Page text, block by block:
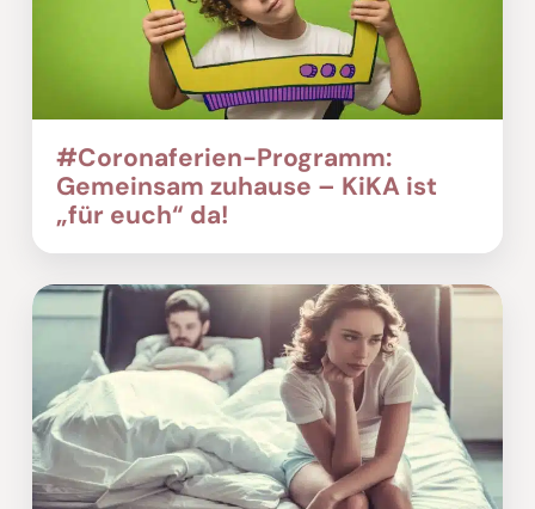
#Coronaferien-Programm:
Gemeinsam zuhause – KiKA ist
„für euch“ da!